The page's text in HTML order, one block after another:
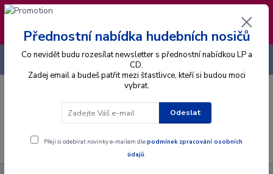
❣️ Od 4.8. do 13.8. čerpám dovolenou. Datum
expedice objednávek se posouvá na pátek
14.8.2026 🐋
Menu
CZK
+420 725 736 293
Přednostní nabídka hudebních nosičů
Co nevidět budu rozesílat newsletter s přednostní nabídkou LP a
CD.
Zadej email a budeš patřit mezi šťastlivce, kteří si budou moci
vybrat.
Odeslat
Přeji si odebírat novinky e-mailem dlepodmínek zpracování osobních
údajů.